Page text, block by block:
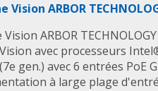
ARBOR
ARBOR TECHNOLOGY
avec processeurs
gen.) avec 6 entrées PoE
à large plage